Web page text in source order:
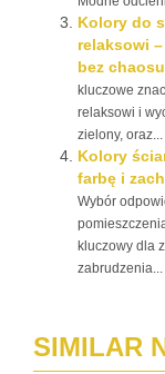
Kolory do
relaksowi
bez
kluczowe
relaksowi i
zielony, oraz...
Kolory
farbę i
Wybór
kluczowy dla
zabrudzenia...
SIMILAR